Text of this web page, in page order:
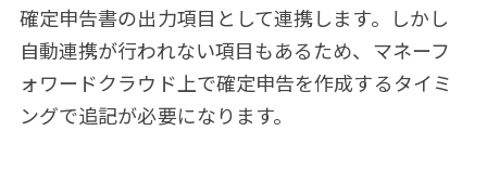
確定申告書の出力項目として連携します。しかし
自動連携が行われない項目もあるため、マネーフ
ォワードクラウド上で確定申告を作成するタイミ
ングで追記が必要になります。